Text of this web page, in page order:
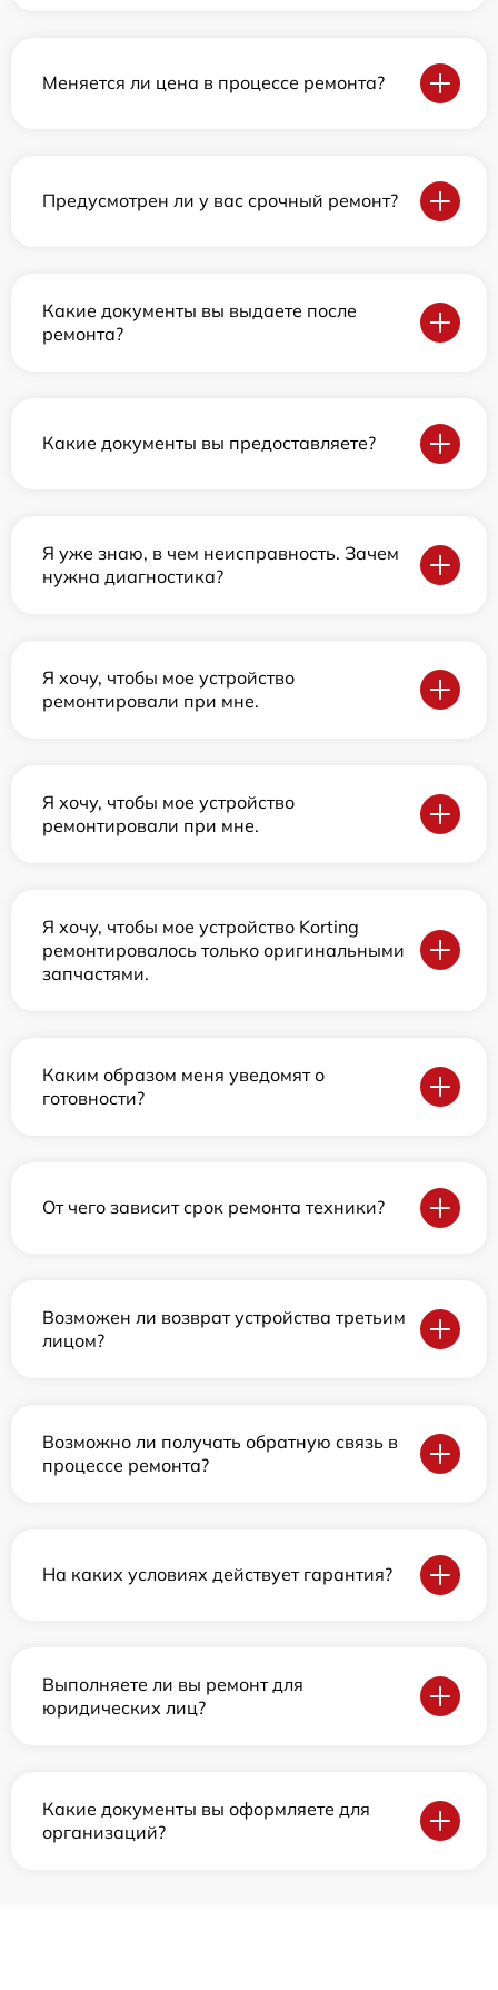
Меняется ли цена в процессе ремонта?
Предусмотрен ли у вас срочный ремонт?
Какие документы вы выдаете после
ремонта?
Какие документы вы предоставляете?
Я уже знаю, в чем неисправность. Зачем
нужна диагностика?
Я хочу, чтобы мое устройство
ремонтировали при мне.
Я хочу, чтобы мое устройство
ремонтировали при мне.
Я хочу, чтобы мое устройство Korting
ремонтировалось только оригинальными
запчастями.
Каким образом меня уведомят о
готовности?
От чего зависит срок ремонта техники?
Возможен ли возврат устройства третьим
лицом?
Возможно ли получать обратную связь в
процессе ремонта?
На каких условиях действует гарантия?
Выполняете ли вы ремонт для
юридических лиц?
Какие документы вы оформляете для
организаций?